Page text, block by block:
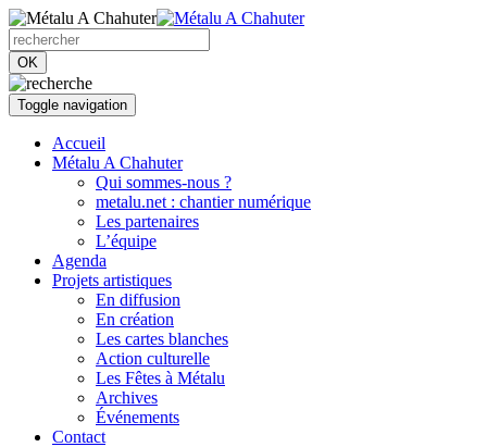
OK
Toggle navigation
Accueil
Métalu A Chahuter
Qui sommes-nous ?
metalu.net : chantier numérique
Les partenaires
L’équipe
Agenda
Projets artistiques
En diffusion
En création
Les cartes blanches
Action culturelle
Les Fêtes à Métalu
Archives
Événements
Contact